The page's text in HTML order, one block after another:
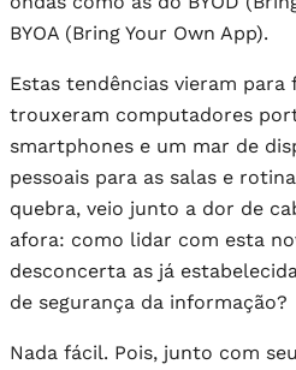
BYOA (Bring Your Own App).
Estas tendências vieram para
trouxeram computadores
smartphones e um mar de
pessoais para as salas e
quebra, veio junto a dor de
afora: como lidar com esta
desconcerta as já
de segurança da informação?
Nada fácil. Pois, junto com